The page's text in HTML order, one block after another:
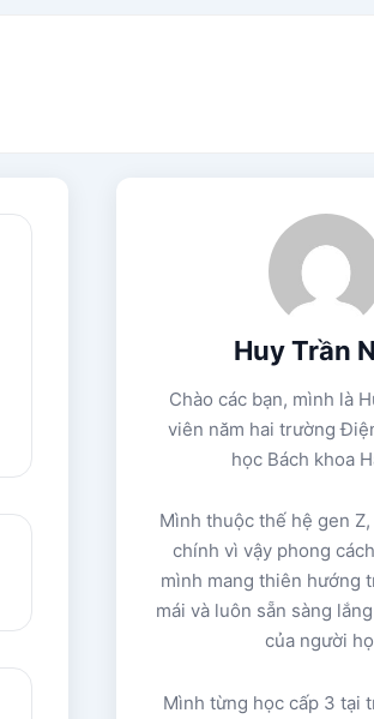
Huy Trần
Chào các bạn, mình là
viên năm hai trường
học Bách khoa
Mình thuộc thế hệ gen
chính vì vậy phong
mình mang thiên hướng
mái và luôn sẵn sàng
của người
Mình từng học cấp 3 tại